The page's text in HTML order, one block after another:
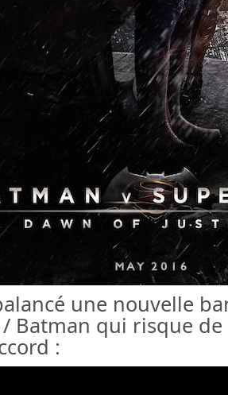
une nouvelle
Batman qui risque
: